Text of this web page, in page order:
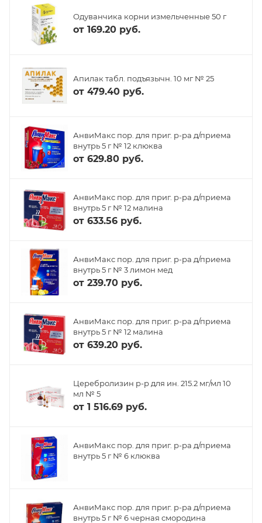
Одуванчика корни измельченные 50 г
от 169.20 руб.
Апилак табл. подъязычн. 10 мг № 25
от 479.40 руб.
АнвиМакс пор. для приг. р-ра д/приема
внутрь 5 г № 12 клюква
от 629.80 руб.
АнвиМакс пор. для приг. р-ра д/приема
внутрь 5 г № 12 малина
от 633.56 руб.
АнвиМакс пор. для приг. р-ра д/приема
внутрь 5 г № 3 лимон мед
от 239.70 руб.
АнвиМакс пор. для приг. р-ра д/приема
внутрь 5 г № 12 малина
от 639.20 руб.
Церебролизин р-р для ин. 215.2 мг/мл 10
мл № 5
от 1 516.69 руб.
АнвиМакс пор. для приг. р-ра д/приема
внутрь 5 г № 6 клюква
АнвиМакс пор. для приг. р-ра д/приема
внутрь 5 г № 6 черная смородина